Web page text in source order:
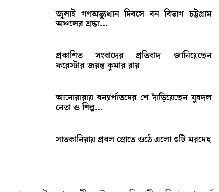
জুলাই গণঅভ্যুত্থান দিবসে বন বিভাগ চট্টগ্রাম
অঞ্চলের শ্রদ্ধা…
প্রকাশিত সংবাদের প্রতিবাদ জানিয়েছেন
ফরেস্টার জয়ন্ত কুমার রায়
আনোয়ারায় বন্যার্পাতদের শে দাঁড়িয়েছেন যুবদল
নেতা ও শিল্প…
সাতকানিয়ায় প্রবল স্রোতে ওঠে এলো ৩টি মরদেহ